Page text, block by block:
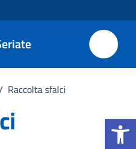
Apri la
Raccolta sfalci